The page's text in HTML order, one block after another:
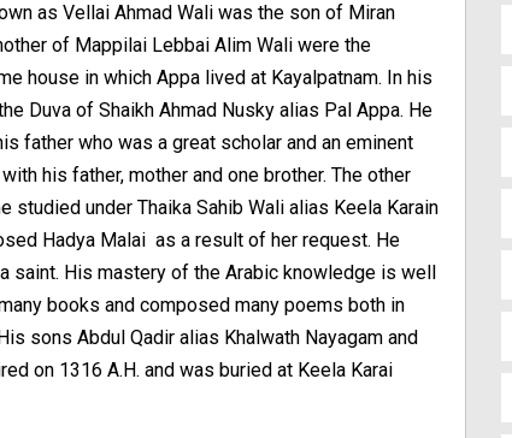
as Vellai Ahmad Wali was the son of Miran
of Mappilai Lebbai Alim Wali were the
house in which Appa lived at Kayalpatnam. In his
Duva of Shaikh Ahmad Nusky alias Pal Appa. He
father who was a great scholar and an eminent
his father, mother and one brother. The other
studied under Thaika Sahib Wali alias Keela Karain
Hadya Malai as a result of her request. He
saint. His mastery of the Arabic knowledge is well
books and composed many poems both in
sons Abdul Qadir alias Khalwath Nayagam and
on 1316 A.H. and was buried at Keela Karai